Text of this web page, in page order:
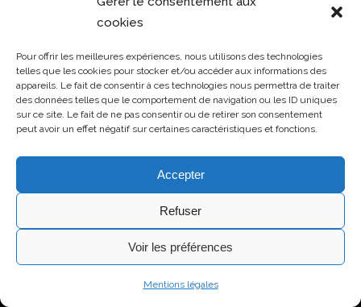
cookies
Pour offrir les meilleures expériences, nous utilisons des technologies
telles que les cookies pour stocker et/ou accéder aux informations des
appareils. Le fait de consentir à ces technologies nous permettra de traiter
des données telles que le comportement de navigation ou les ID uniques
sur ce site. Le fait de ne pas consentir ou de retirer son consentement
peut avoir un effet négatif sur certaines caractéristiques et fonctions.
Accepter
Refuser
Voir les préférences
Mentions légales
Sarrut-Avocats -Membre du réseau Alatis© 2015-2024 - Website by
FBMediaworks-Mentions légales